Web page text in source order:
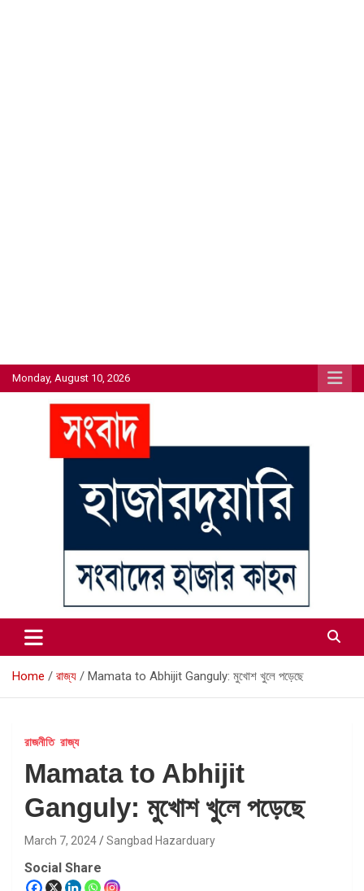
Skip
to
Monday, August 10, 2026
সংবাদ হাজারদুয়ারি
সংবাদের হাজার কাহন
Home রাজ্য Mamata to Abhijit Ganguly: মুখোশ খুলে পড়েছে
রাজনীতি রাজ্য
Mamata to Abhijit
Ganguly: মুখোশ খুলে পড়েছে
March 7, 2024 Sangbad Hazarduary
Social Share